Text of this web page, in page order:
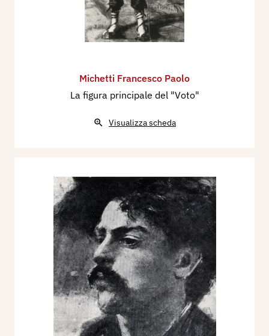
Michetti Francesco Paolo
La figura principale del "Voto"
Visualizza scheda